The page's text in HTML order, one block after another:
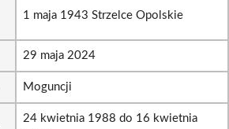
1 maja 1943 Strzelce Opolskie
29 maja 2024
Moguncji
24 kwietnia 1988 do 16 kwietnia